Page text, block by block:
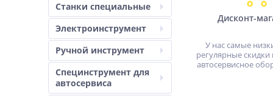
Станки специальные
Электроинструмент
Ручной инструмент
Специнструмент для
автосервиса
Дисконт-
У нас самые
регулярные скидки
автосервисное